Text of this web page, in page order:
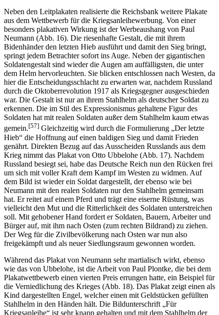
Neben den Leitplakaten realisierte die Reichsbank weitere Plakate
aus dem Wettbewerb für die Kriegsanleihewerbung. Von einer
besonders plakativen Wirkung ist der Werbeaushang von Paul
Neumann (Abb. 16). Die riesenhafte Gestalt, die mit ihrem
Bidenhänder den letzten Hieb ausführt und damit den Sieg bringt,
springt jedem Betrachter sofort ins Auge. Neben der gigantischen
Soldatengestalt sind wieder die Augen am auffälligsten, die unter
dem Helm hervorleuchten. Sie blicken entschlossen nach Westen, da
hier die Entscheidungsschlacht zu erwarten war, nachdem Russland
durch die Oktoberrevolution 1917 als Kriegsgegner ausgeschieden
war. Die Gestalt ist nur an ihrem Stahlhelm als deutscher Soldat zu
erkennen. Die im Stil des Expressionismus gehaltene Figur des
Soldaten hat mit realen Soldaten außer dem Stahlhelm kaum etwas
gemein.[57] Gleichzeitig wird durch die Formulierung „Der letzte
Hieb“ die Hoffnung auf einen baldigen Sieg und damit Frieden
genährt. Direkten Bezug auf das Ausscheiden Russlands aus dem
Krieg nimmt das Plakat von Otto Ubbelohe (Abb. 17). Nachdem
Russland besiegt sei, habe das Deutsche Reich nun den Rücken frei
um sich mit voller Kraft dem Kampf im Westen zu widmen. Auf
dem Bild ist wieder ein Soldat dargestellt, der ebenso wie bei
Neumann mit den realen Soldaten nur den Stahlhelm gemeinsam
hat. Er reitet auf einem Pferd und trägt eine eiserne Rüstung, was
vielleicht den Mut und die Ritterlichkeit des Soldaten unterstreichen
soll. Mit gehobener Hand fordert er Soldaten, Bauern, Arbeiter und
Bürger auf, mit ihm nach Osten (zum rechten Bildrand) zu ziehen.
Der Weg für die Zivilbevölkerung nach Osten war nun also
freigekämpft und als neuer Siedlungsraum gewonnen worden.
Während das Plakat von Neumann sehr martialisch wirkt, ebenso
wie das von Ubbelohe, ist die Arbeit von Paul Plontke, die bei dem
Plakatwettbewerb einen vierten Preis errungen hatte, ein Beispiel für
die Verniedlichung des Krieges (Abb. 18). Das Plakat zeigt einen als
Kind dargestellten Engel, welcher einen mit Geldstücken gefüllten
Stahlhelm in den Händen hält. Die Bildunterschrift „Für
Kriegsanleihe“ ist sehr knapp gehalten und mit dem Stahlhelm der